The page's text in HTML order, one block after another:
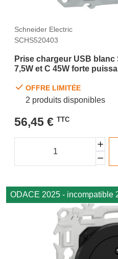
Schneider Electric
SCHS520403
Prise chargeur USB
7,5W et C 45W forte
OFFRE LIMITÉE
2 produits disponibles
56,45 € TTC
ODACE 2025 - incompatible